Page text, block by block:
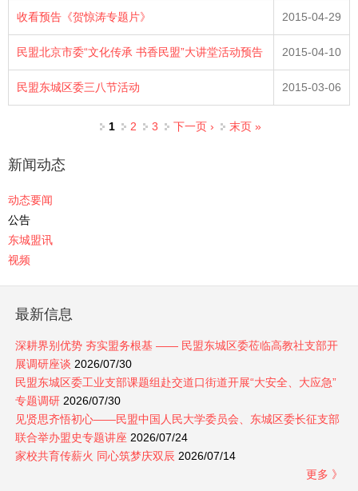
收看预告《贺惊涛专题片》 2015-04-29
民盟北京市委“文化传承 书香民盟”大讲堂活动预告 2015-04-10
民盟东城区委三八节活动 2015-03-06
1 2 3 下一页 › 末页 »
新闻动态
动态要闻
公告
东城盟讯
视频
最新信息
深耕界别优势 夯实盟务根基 —— 民盟东城区委莅临高教社支部开
展调研座谈 2026/07/30
民盟东城区委工业支部课题组赴交道口街道开展“大安全、大应急”
专题调研2026/07/30
见贤思齐悟初心——民盟中国人民大学委员会、东城区委长征支部
联合举办盟史专题讲座 2026/07/24
家校共育传薪火 同心筑梦庆双辰 2026/07/14
更多 》